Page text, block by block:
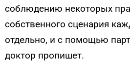
соблюдению некоторых
собственного сценария
отдельно, и с помощью
доктор пропишет.